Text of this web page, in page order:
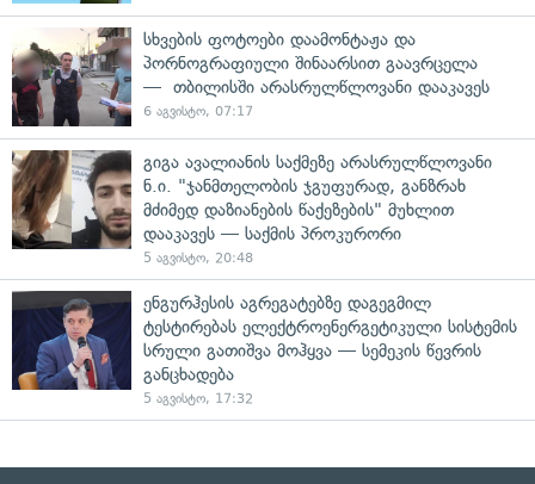
სხვების ფოტოები დაამონტაჟა და
პორნოგრაფიული შინაარსით გაავრცელა
— თბილისში არასრულწლოვანი დააკავეს
6 აგვისტო, 07:17
გიგა ავალიანის საქმეზე არასრულწლოვანი
ნ.ი. "ჯანმთელობის ჯგუფურად, განზრახ
მძიმედ დაზიანების წაქეზების" მუხლით
დააკავეს — საქმის პროკურორი
5 აგვისტო, 20:48
ენგურჰესის აგრეგატებზე დაგეგმილ
ტესტირებას ელექტროენერგეტიკული სისტემის
სრული გათიშვა მოჰყვა — სემეკის წევრის
განცხადება
5 აგვისტო, 17:32